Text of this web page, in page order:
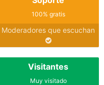
100% gratis
Moderadores que escuchan
Visitantes
Muy visitado